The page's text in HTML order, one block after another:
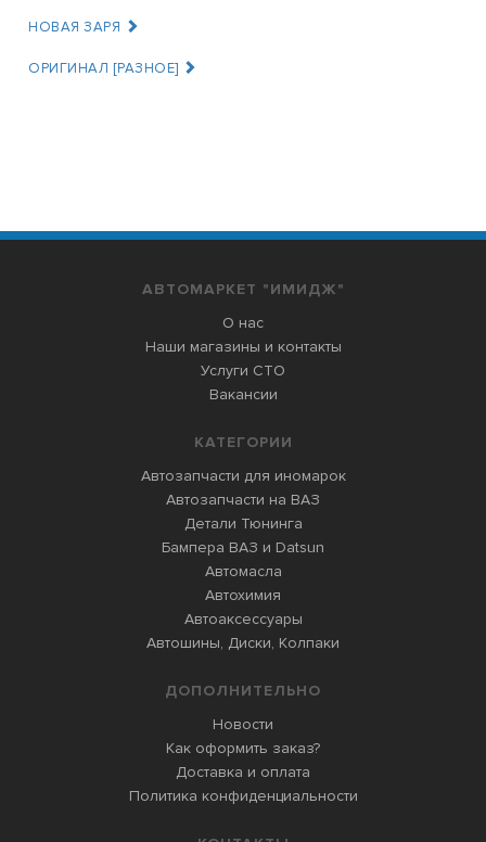
НОВАЯ ЗАРЯ
ОРИГИНАЛ [РАЗНОЕ]
АВТОМАРКЕТ "ИМИДЖ"
О нас
Наши магазины и контакты
Услуги СТО
Вакансии
КАТЕГОРИИ
Автозапчасти для иномарок
Автозапчасти на ВАЗ
Детали Тюнинга
Бампера ВАЗ и Datsun
Автомасла
Автохимия
Автоаксессуары
Автошины, Диски, Колпаки
ДОПОЛНИТЕЛЬНО
Новости
Как оформить заказ?
Доставка и оплата
Политика конфиденциальности